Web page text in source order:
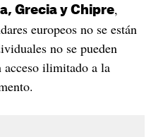
Grecia y Chipre,
europeos no se están
no se pueden
acceso ilimitado a la